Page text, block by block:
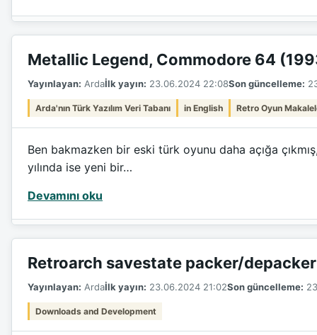
Metallic Legend, Commodore 64
Yayınlayan: Ardaİlk yayın: 23.06.2024 22:08Son güncelleme:
Arda'nın Türk Yazılım Veri Tabanı in English Retro Oyun
Ben bakmazken bir eski türk oyunu daha açığa
yılında ise yeni bir…
Devamını oku
Retroarch savestate packer/
Yayınlayan: Ardaİlk yayın: 23.06.2024 21:02Son güncelleme:
Downloads and Development